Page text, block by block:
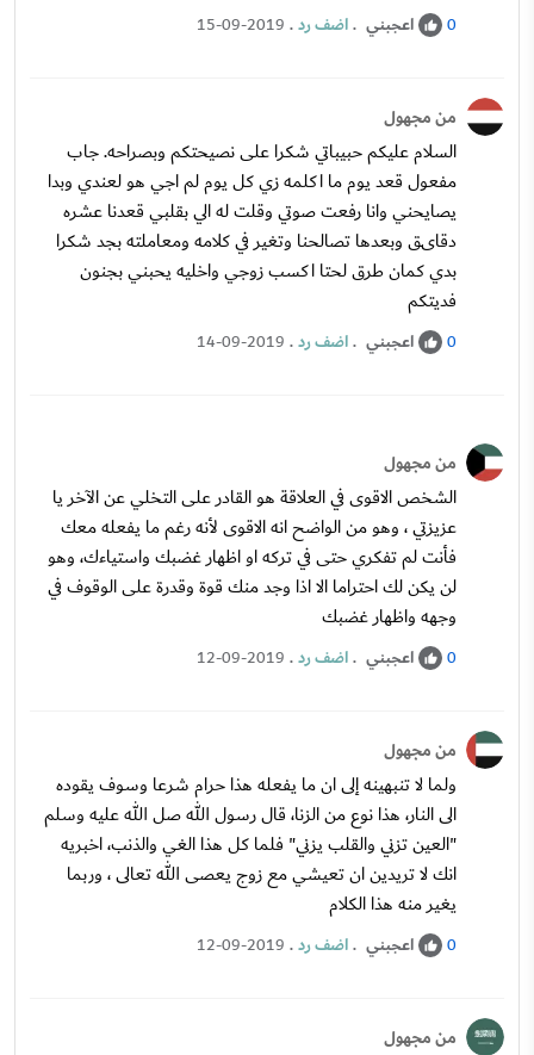
0 اعجبني .اضف رد.
15-09-2019
من مجهول
السلام عليكم حبيباتي شكرا على نصيحتكم وبصراحه. جاب
مفعول قعد يوم ما اكلمه زي كل يوم لم اجي هو لعندي وبدا
يصايحني وانا رفعت صوتي وقلت له الي بقلبي قعدنا عشره
دقاىق وبعدها تصالحنا وتغير في كلامه ومعاملته بجد شكرا
بدي كمان طرق لحتا اكسب زوجي واخليه يحبني بجنون
فديتكم
0 اعجبني .اضف رد.
14-09-2019
من مجهول
الشخص الاقوى في العلاقة هو القادر على التخلي عن الآخر يا
عزيزتي ، وهو من الواضح انه الاقوى لأنه رغم ما يفعله معك
فأنت لم تفكري حتى في تركه او اظهار غضبك واستياءك، وهو
لن يكن لك احتراما الا اذا وجد منك قوة وقدرة على الوقوف في
وجهه واظهار غضبك
0 اعجبني .اضف رد.
12-09-2019
من مجهول
ولما لا تنبهينه إلى ان ما يفعله هذا حرام شرعا وسوف يقوده
الى النار، هذا نوع من الزنا، قال رسول الله صل الله عليه وسلم
"العين تزني والقلب يزني" فلما كل هذا الغي والذنب، اخبريه
انك لا تريدين ان تعيشي مع زوج يعصى الله تعالى ، وربما
يغير منه هذا الكلام
0 اعجبني .اضف رد.
12-09-2019
من مجهول